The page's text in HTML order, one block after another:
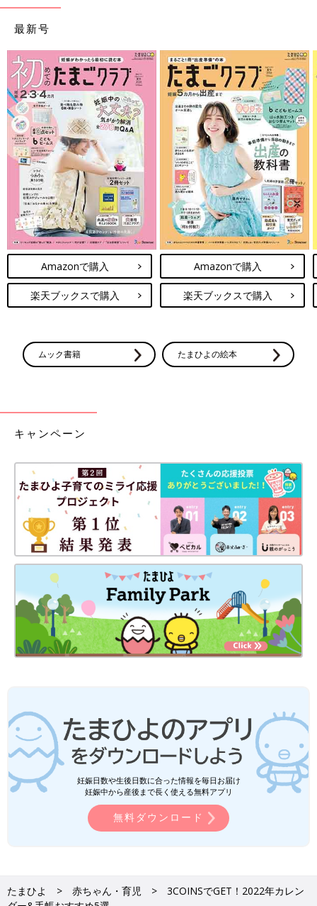
最新号
Amazonで購入
楽天ブックスで購入
Amazonで購入
楽天ブックスで購入
ムック書籍 たまひよの絵本
キャンペーン
妊娠日数や生後日数に合った情報を毎日お届け
妊娠中から産後まで長く使える無料アプリ
無料ダウンロード
たまひよ 赤ちゃん・育児
3COINSでGET！2022年カレン